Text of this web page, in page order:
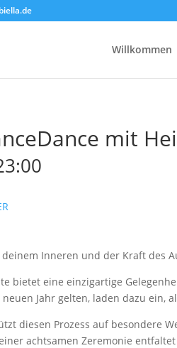
Willkommen
mit
Inneren und der Kraft des
bietet eine einzigartige
Jahr gelten, laden dazu ein,
diesen Prozess auf besondere
achtsamen Zeremonie